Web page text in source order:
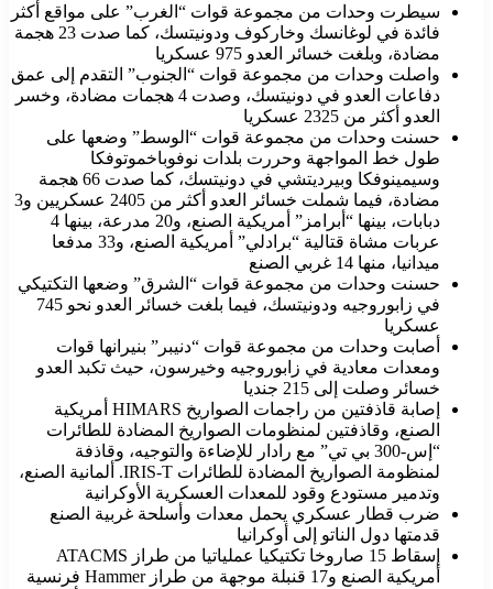
سيطرت وحدات من مجموعة قوات “الغرب” على مواقع أكثر
فائدة في لوغانسك وخاركوف ودونيتسك، كما صدت 23 هجمة
مضادة، وبلغت خسائر العدو 975 عسكريا
واصلت وحدات من مجموعة قوات “الجنوب” التقدم إلى عمق
دفاعات العدو في دونيتسك، وصدت 4 هجمات مضادة، وخسر
العدو أكثر من 2325 عسكريا
حسنت وحدات من مجموعة قوات “الوسط” وضعها على
طول خط المواجهة وحررت بلدات نوفوباخموتوفكا
وسيمينوفكا وبيرديتشي في دونيتسك، كما صدت 66 هجمة
مضادة، فيما شملت خسائر العدو أكثر من 2405 عسكريين و3
دبابات، بينها “أبرامز” أمريكية الصنع، و20 مدرعة، بينها 4
عربات مشاة قتالية “برادلي” أمريكية الصنع، و33 مدفعا
ميدانيا، منها 14 غربي الصنع
حسنت وحدات من مجموعة قوات “الشرق” وضعها التكتيكي
في زابوروجيه ودونيتسك، فيما بلغت خسائر العدو نحو 745
عسكريا
أصابت وحدات من مجموعة قوات “دنيبر” بنيرانها قوات
ومعدات معادية في زابوروجيه وخيرسون، حيث تكبد العدو
خسائر وصلت إلى 215 جنديا
إصابة قاذفتين من راجمات الصواريخ HIMARS أمريكية
الصنع، وقاذفتين لمنظومات الصواريخ المضادة للطائرات
“إس-300 بي تي” مع رادار للإضاءة والتوجيه، وقاذفة
لمنظومة الصواريخ المضادة للطائرات IRIS-T. ألمانية الصنع،
وتدمير مستودع وقود للمعدات العسكرية الأوكرانية
ضرب قطار عسكري يحمل معدات وأسلحة غربية الصنع
قدمتها دول الناتو إلى أوكرانيا
إسقاط 15 صاروخا تكتيكيا عملياتيا من طراز ATACMS
أمريكية الصنع و17 قنبلة موجهة من طراز Hammer فرنسية